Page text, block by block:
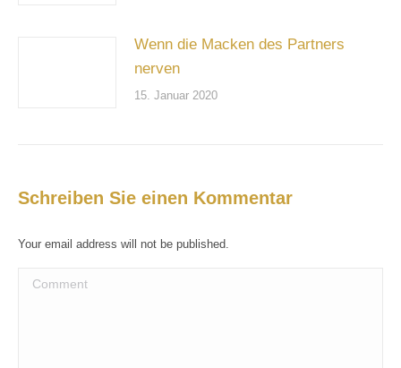
Wenn die Macken des Partners
nerven
15. Januar 2020
Schreiben Sie einen Kommentar
Your email address will not be published.
Comment